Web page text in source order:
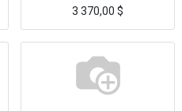
3 370,00 $